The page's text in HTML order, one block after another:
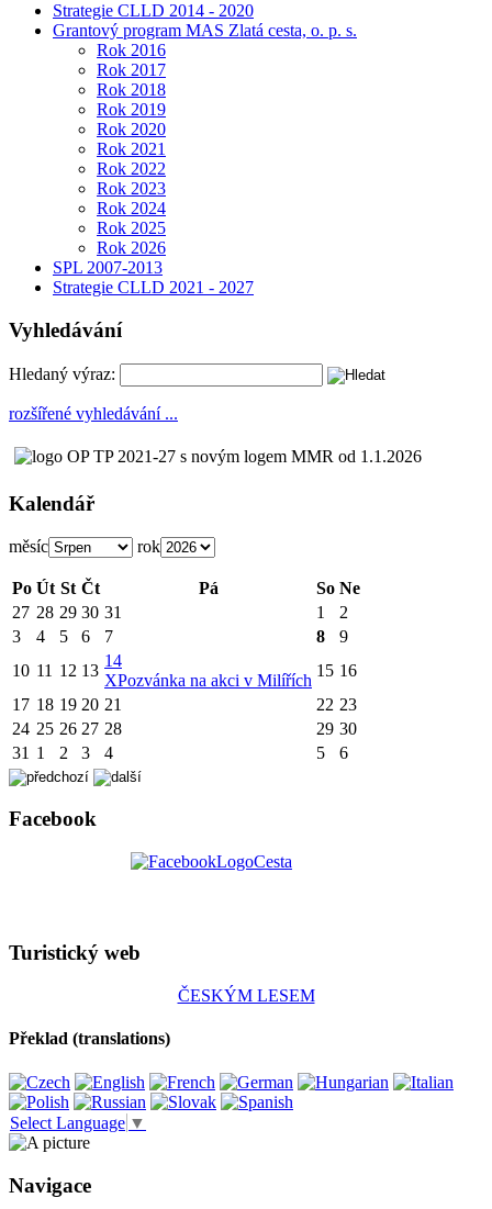
Strategie CLLD 2014 - 2020
Grantový program MAS Zlatá cesta, o. p. s.
Rok 2016
Rok 2017
Rok 2018
Rok 2019
Rok 2020
Rok 2021
Rok 2022
Rok 2023
Rok 2024
Rok 2025
Rok 2026
SPL 2007-2013
Strategie CLLD 2021 - 2027
Vyhledávání
Hledaný výraz:
rozšířené vyhledávání ...
Kalendář
měsíc rok
Po Út St Čt Pá So Ne
27 28 29 30 31 1
2
3
4 5 6 7 8
9
10 11 12 13
14
XPozvánka na akci v Milířích
15 16
17 18 19 20 21 22 23
24 25 26 27 28 29 30
31 1 2 3 4 5 6
Facebook
Turistický web
ČESKÝM LESEM
Překlad (translations)
Select Language ▼
Navigace